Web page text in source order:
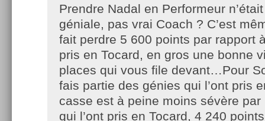
Prendre Nadal en Performeur
géniale, pas vrai Coach ? C’est
fait perdre 5 600 points par rapport
pris en Tocard, en gros une bonne
places qui vous file devant…Pour
fais partie des génies qui l’ont pris
casse est à peine moins sévère
qui l’ont pris en Tocard, 4 240